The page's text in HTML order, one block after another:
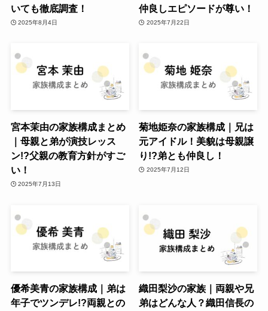
いても徹底調査！
2025年8月4日
仲良しエピソードが尊い！
2025年7月22日
宮本茉由の家族構成まとめ
｜母親と弟が演技レッス
ン!?父親の教育方針がすご
い！
2025年7月13日
菊地姫奈の家族構成｜兄は
元アイドル！美貌は母親譲
り!?弟とも仲良し！
2025年7月12日
優希美青の家族構成｜弟は
年子でツンデレ!?両親との
織田梨沙の家族｜両親や兄
弟はどんな人？織田信長の